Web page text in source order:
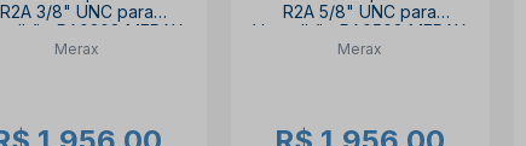
R2A 3/8" UNC para
RA0308 MERAX
Merax
R2A 5/8" UNC para
Vergalhão RA0508 MERAX
Merax